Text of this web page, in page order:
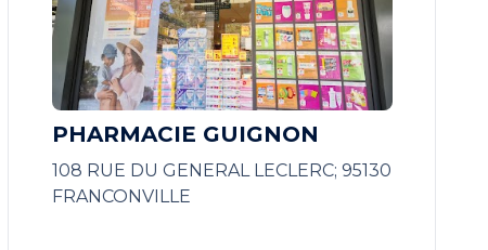
PHARMACIE GUIGNON
108 RUE DU GENERAL LECLERC; 95130
FRANCONVILLE